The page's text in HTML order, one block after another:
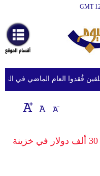
أخبارعاجلة
رياضة
ثقافة
إقتصاد
وموسيقى
جمهور "المغرب الفاسي" يضخ 30 ألف دولار في خزينة